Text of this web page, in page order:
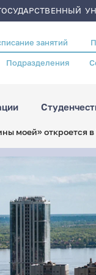
занятий
Подразделения
моей» откроется